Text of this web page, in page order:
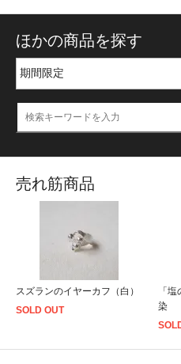
ほかの商品を探す
売れ筋商品
スズランのイヤーカフ（白）
SOLD OUT
「
染